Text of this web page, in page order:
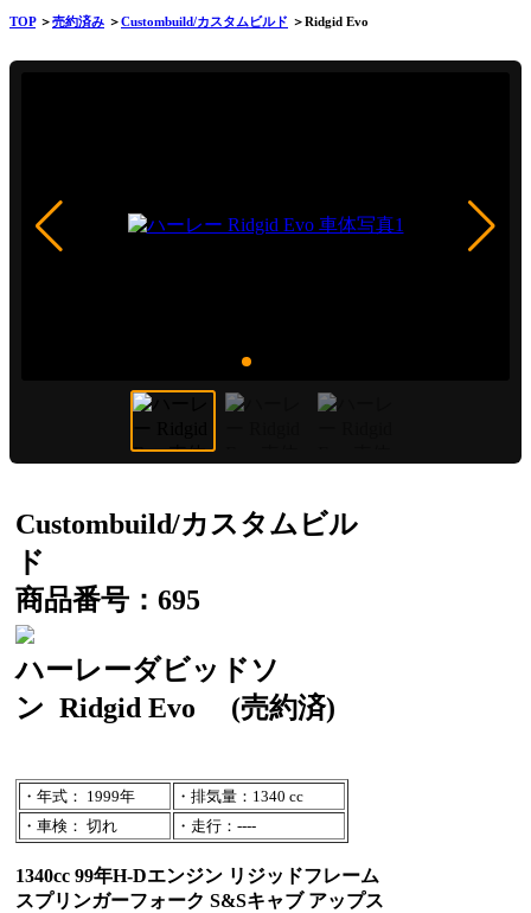
TOP＞売約済み ＞Custombuild/カスタムビルド ＞Ridgid Evo
Custombuild/カスタムビル
ド
商品番号：695
ハーレーダビッドソ
ン Ridgid Evo (売約済)
・年式： 1999年
・排気量：1340 cc
・車検： 切れ
・走行：----
1340cc 99年H-Dエンジン リジッドフレーム
スプリンガーフォーク S&Sキャブ アップス